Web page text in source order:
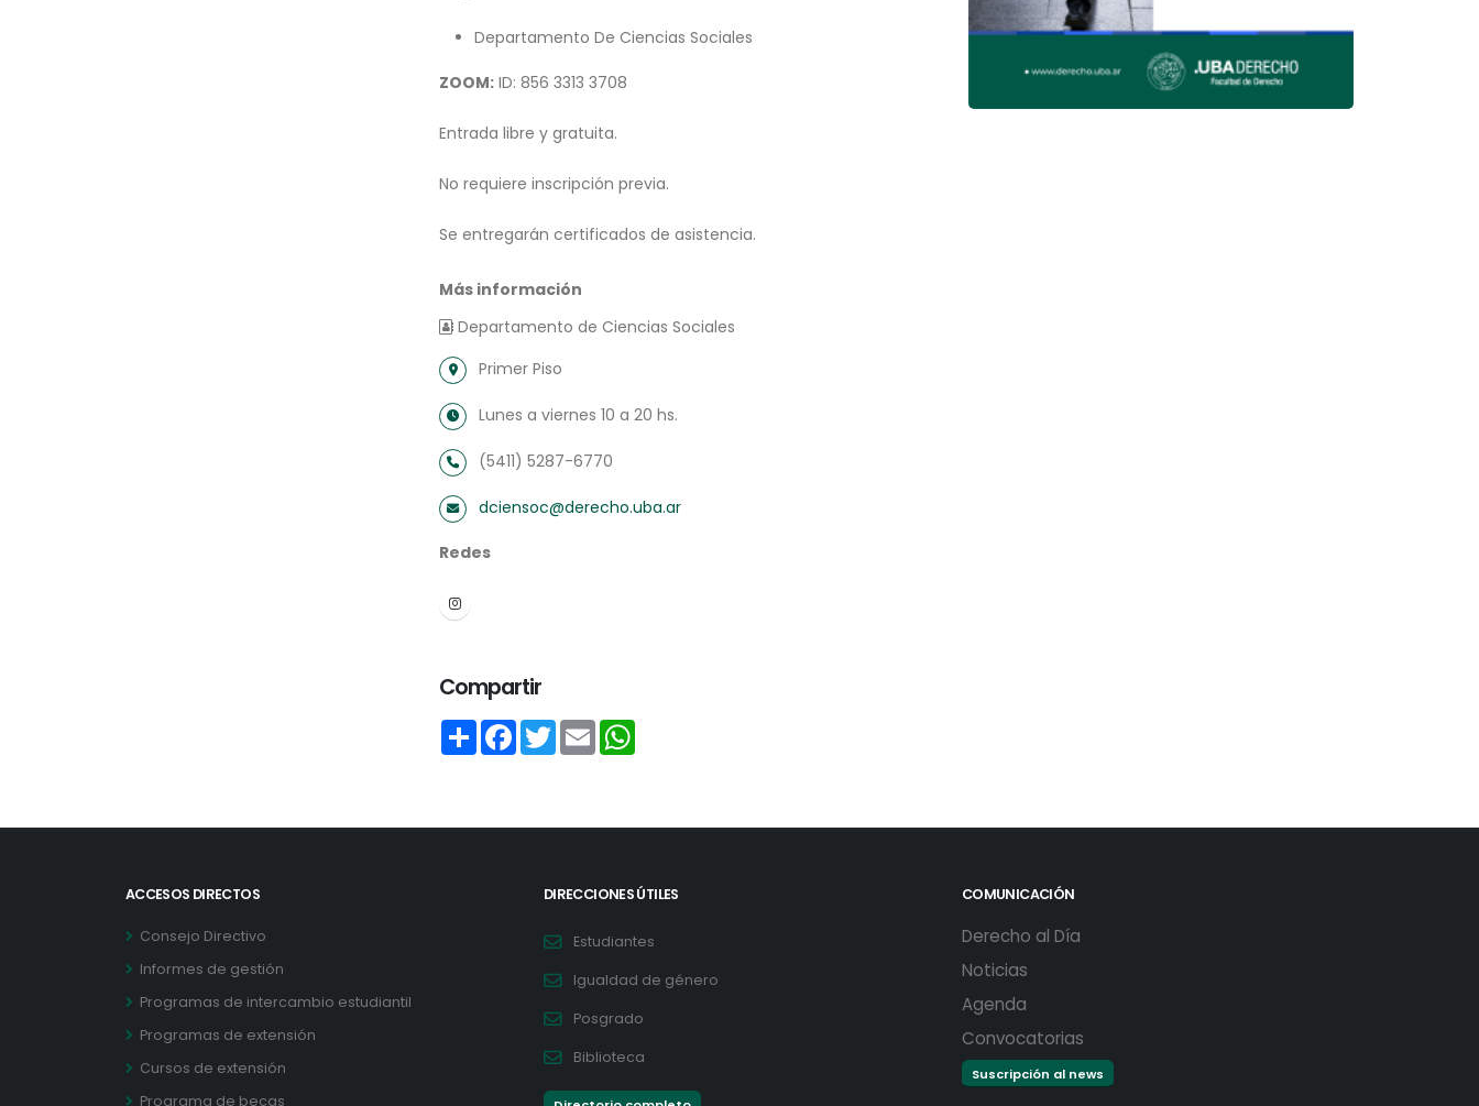
Departamento De Ciencias Sociales
ZOOM: ID: 856 3313 3708
Entrada libre y gratuita.
No requiere inscripción previa.
Se entregarán certificados de asistencia.
Más información
Departamento de Ciencias Sociales
Primer Piso
Lunes a viernes 10 a 20 hs.
(5411) 5287-6770
dciensoc@derecho.uba.ar
Redes
Compartir
Share Facebook
TwitterEmail
ACCESOS DIRECTOS
Consejo Directivo
Informes de gestión
Programas de intercambio estudiantil
Programas de extensión
Cursos de extensión
Programa de becas
DIRECCIONES ÚTILES
Estudiantes
Igualdad de género
Posgrado
Biblioteca
COMUNICACIÓN
Derecho al Día
Noticias
Agenda
Convocatorias
Suscripción al news